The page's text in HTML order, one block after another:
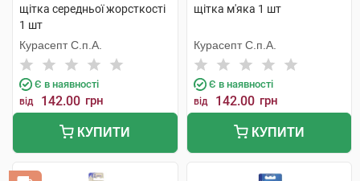
щітка середньої жорсткості
1 шт
Курасепт С.п.А.
Є в наявності
від 142.00 грн
КУПИТИ
щітка м'яка 1 шт
Курасепт С.п.А.
Є в наявності
від 142.00 грн
КУПИТИ